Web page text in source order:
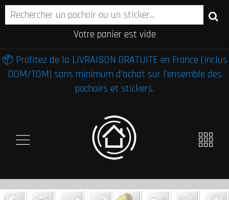
Votre panier est vide
📦 Profitez de la LIVRAISON GRATUITE en France (inclus
DOM/TOM) sans minimum d'achat sur l'ensemble des
pochoirs et stickers.